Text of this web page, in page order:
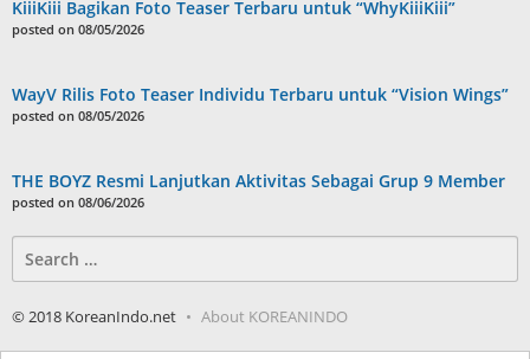
KiiiKiii Bagikan Foto Teaser Terbaru untuk “WhyKiiiKiii”
posted on 08/05/2026
WayV Rilis Foto Teaser Individu Terbaru untuk “Vision Wings”
posted on 08/05/2026
THE BOYZ Resmi Lanjutkan Aktivitas Sebagai Grup 9 Member
posted on 08/06/2026
for:
© 2018 KoreanIndo.net About KOREANINDO